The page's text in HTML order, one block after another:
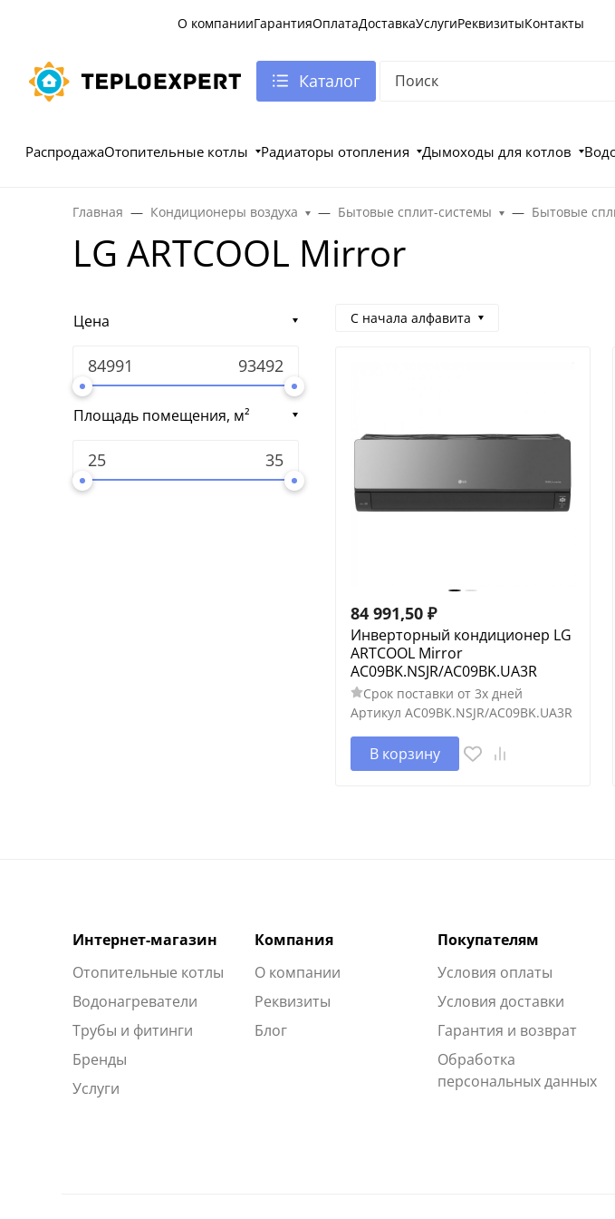
О компанииГарантияОплатаДоставкаУслугиРеквизитыКонтакты
Каталог
РаспродажаОтопительные котлы Радиаторы отопления Дымоходы для котлов
Главная Кондиционеры воздуха Бытовые сплит-системы Бытовые
LG ARTCOOL Mirror
Цена
Площадь помещения, м²
С начала алфавита
84 991,50 ₽
Инверторный кондиционер LG
ARTCOOL Mirror
AC09BK.NSJR/AC09BK.UA3R
Срок поставки от 3х дней
Артикул AC09BK.NSJR/AC09BK.UA3R
В корзину
Интернет-магазин
Отопительные котлы
Водонагреватели
Трубы и фитинги
Бренды
Услуги
Компания
О компании
Реквизиты
Блог
Покупателям
Условия оплаты
Условия доставки
Гарантия и возврат
Обработка
персональных данных